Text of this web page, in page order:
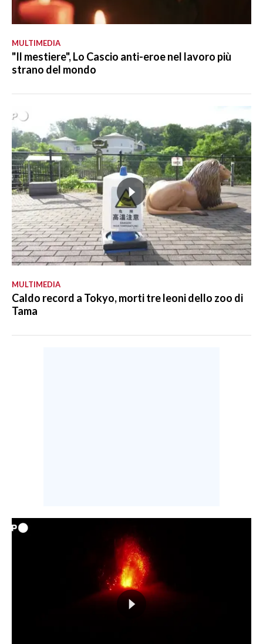
MULTIMEDIA
"Il mestiere", Lo Cascio anti-eroe nel lavoro più
strano del mondo
MULTIMEDIA
Caldo record a Tokyo, morti tre leoni dello zoo di
Tama